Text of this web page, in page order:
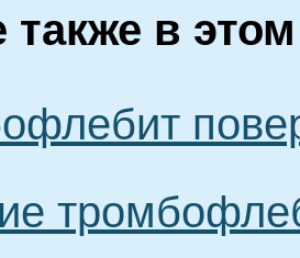
также в